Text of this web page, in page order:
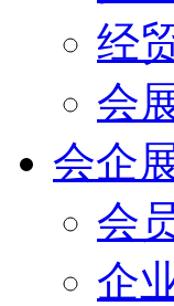
经
会
会企
会
企